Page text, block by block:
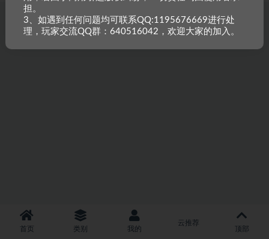
首页 类别 我的
云推荐
顶部
担。
3、如遇到任何问题均可联系QQ:1195676669进行处
理，玩家交流QQ群：640516042，欢迎大家的加入。